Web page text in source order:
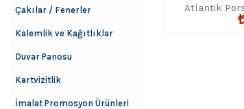
Atlantik
Çakılar / Fenerler
Kalemlik ve Kağıtlıklar
Duvar Panosu
Kartvizitlik
İmalat Promosyon Ürünleri